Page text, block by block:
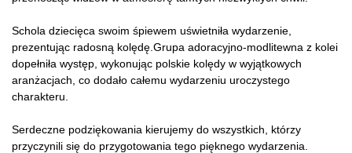
Schola dziecięca swoim śpiewem uświetniła wydarzenie,
prezentując radosną kolędę.Grupa adoracyjno-modlitewna z kolei
dopełniła występ, wykonując polskie kolędy w wyjątkowych
aranżacjach, co dodało całemu wydarzeniu uroczystego
charakteru.
Serdeczne podziękowania kierujemy do wszystkich, którzy
przyczynili się do przygotowania tego pięknego wydarzenia.